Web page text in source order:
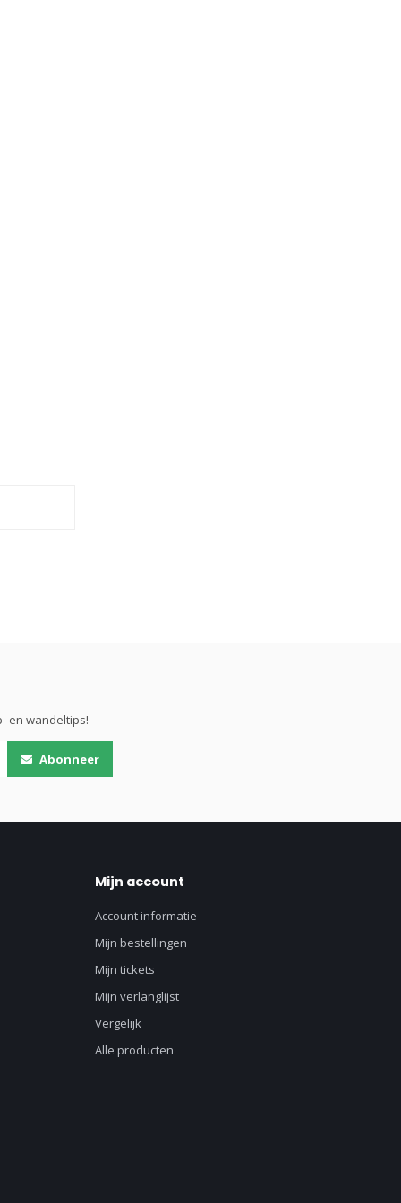
en wandeltips!
Abonneer
Mijn account
Account informatie
Mijn bestellingen
Mijn tickets
Mijn verlanglijst
Vergelijk
Alle producten